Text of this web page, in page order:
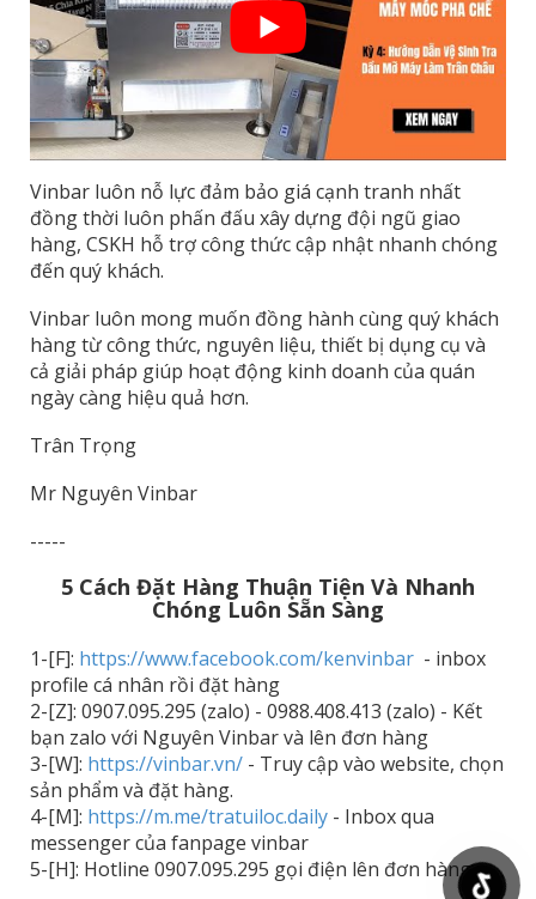
Vinbar luôn nỗ lực đảm bảo giá cạnh tranh nhất
đồng thời luôn phấn đấu xây dựng đội ngũ giao
hàng, CSKH hỗ trợ công thức cập nhật nhanh chóng
đến quý khách.
Vinbar luôn mong muốn đồng hành cùng quý khách
hàng từ công thức, nguyên liệu, thiết bị dụng cụ và
cả giải pháp giúp hoạt động kinh doanh của quán
ngày càng hiệu quả hơn.
Trân Trọng
Mr Nguyên Vinbar
-----
5 Cách Đặt Hàng Thuận Tiện Và Nhanh
Chóng Luôn Sẵn Sàng
1-[F]: https://www.facebook.com/kenvinbar - inbox
profile cá nhân rồi đặt hàng
2-[Z]: 0907.095.295 (zalo) - 0988.408.413 (zalo) - Kết
bạn zalo với Nguyên Vinbar và lên đơn hàng
3-[W]: https://vinbar.vn/ - Truy cập vào website, chọn
sản phẩm và đặt hàng.
4-[M]: https://m.me/tratuiloc.daily - Inbox qua
messenger của fanpage vinbar
5-[H]: Hotline 0907.095.295 gọi điện lên đơn hàng.